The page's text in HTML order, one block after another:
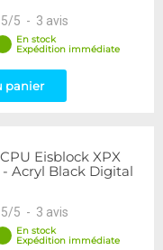
5/5 - 3 avis
En stock
Expédition immédiate
panier
Eisblock XPX
Acryl Black Digital
5/5 - 3 avis
En stock
Expédition immédiate